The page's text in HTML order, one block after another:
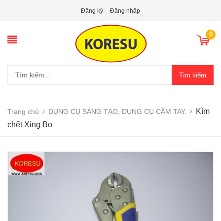
Đăng ký Đăng nhập
0
Tìm kiếm
Trang chủ DỤNG CỤ SÁNG TẠO, DỤNG CỤ CẦM TAY.
Kìm
chết Xing Bo